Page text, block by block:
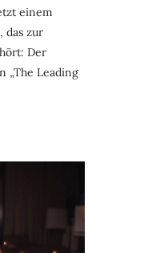
einem
das zur
Der
„The Leading